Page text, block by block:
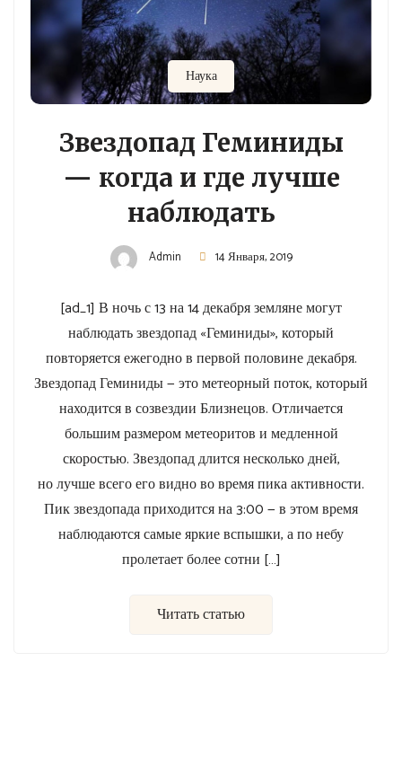
Наука
Звездопад Геминиды
— когда и где лучше
наблюдать
Admin 14 Января, 2019
[ad_1] В ночь с 13 на 14 декабря земляне могут
наблюдать звездопад «Геминиды», который
повторяется ежегодно в первой половине декабря.
Звездопад Геминиды — это метеорный поток, который
находится в созвездии Близнецов. Отличается
большим размером метеоритов и медленной
скоростью. Звездопад длится несколько дней,
но лучше всего его видно во время пика активности.
Пик звездопада приходится на 3:00 — в этом время
наблюдаются самые яркие вспышки, а по небу
пролетает более сотни […]
Читать статью